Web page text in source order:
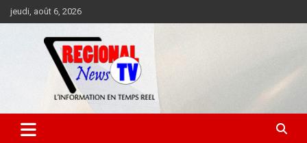
Aller
au
jeudi, août 6, 2026